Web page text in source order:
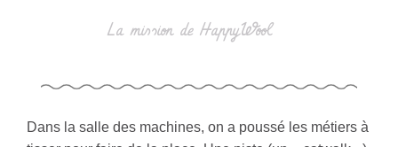
La mission de HappyWool
Dans la salle des machines, on a poussé les métiers à